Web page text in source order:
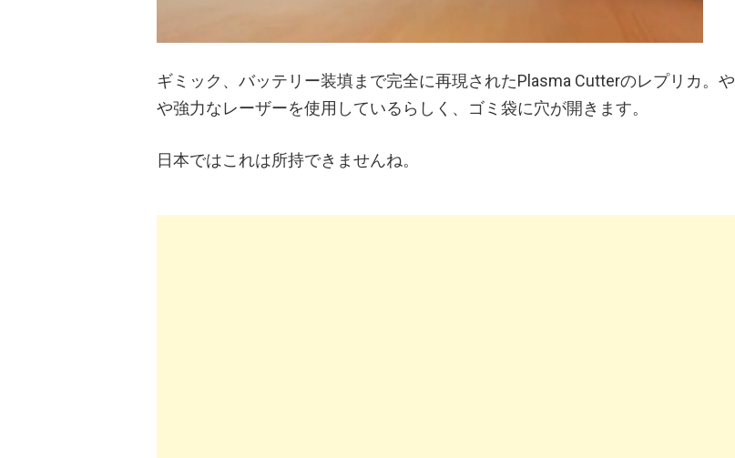
ギミック、バッテリー装填まで完全に再現されたPlasma Cutterのレプリカ。や
や強力なレーザーを使用しているらしく、ゴミ袋に穴が開きます。
日本ではこれは所持できませんね。